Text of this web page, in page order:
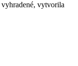
vytvorila